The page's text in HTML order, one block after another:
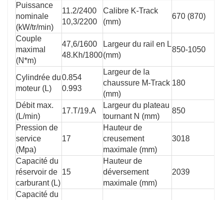
Puissance
nominale
(kW/tr/min)
11.2/2400
10,3/2200
Calibre K-Track
(mm)
670 (870)
Couple
maximal
(N*m)
47,6/1600
48.Kh/1800
Largeur du rail en L
(mm)
850-1050
Cylindrée du
moteur (L)
0.854
0.993
Largeur de la
chaussure M-Track
(mm)
180
Débit max.
(L/min)
17.T/19.A
Largeur du plateau
tournant N (mm)
850
Pression de
service
(Mpa)
17
Hauteur de
creusement
maximale (mm)
3018
Capacité du
réservoir de
carburant (L)
15
Hauteur de
déversement
maximale (mm)
2039
Capacité du